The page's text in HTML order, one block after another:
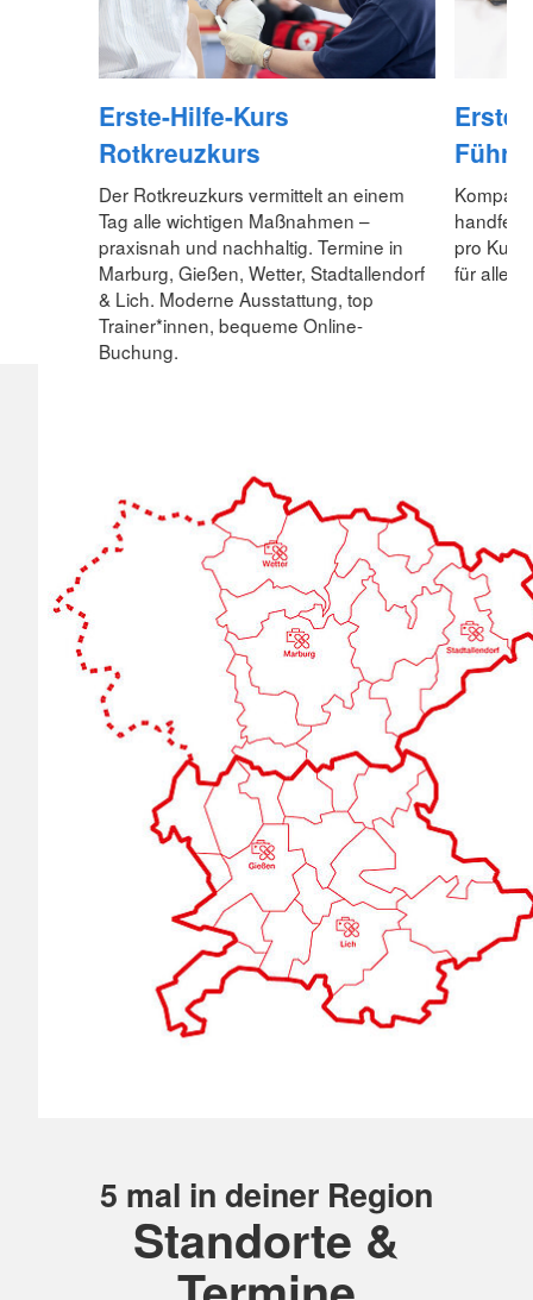
Erste-Hilfe-Kurs
Rotkreuzkurs
Der Rotkreuzkurs vermittelt an einem
Tag alle wichtigen Maßnahmen –
praxisnah und nachhaltig. Termine in
Marburg, Gießen, Wetter, Stadtallendorf
& Lich. Moderne Ausstattung, top
Trainer*innen, bequeme Online-
Buchung.
pro
für alle
5 mal in deiner Region
Standorte &